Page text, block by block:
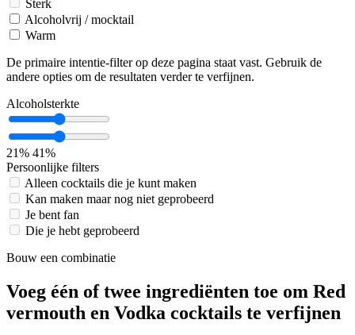
Sterk
Alcoholvrij / mocktail
Warm
De primaire intentie-filter op deze pagina staat vast. Gebruik de
andere opties om de resultaten verder te verfijnen.
Alcoholsterkte
21% 41%
Persoonlijke filters
Alleen cocktails die je kunt maken
Kan maken maar nog niet geprobeerd
Je bent fan
Die je hebt geprobeerd
Bouw een combinatie
Voeg één of twee ingrediënten toe om Red
vermouth en Vodka cocktails te verfijnen